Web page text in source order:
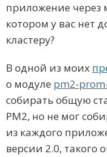
приложение через
котором у вас нет
кластеру?
В одной из моих
о модуле pm2-
собирать общую
PM2, но не мог
из каждого
версии 2.0, такого